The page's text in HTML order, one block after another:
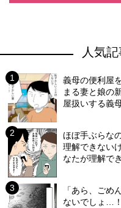
人気
義母の便利屋
まる妻と娘の
屋扱いする義
ほぼ手ぶらな
理解できない
なたが理解で
「あら、ごめ
ないでしょ…